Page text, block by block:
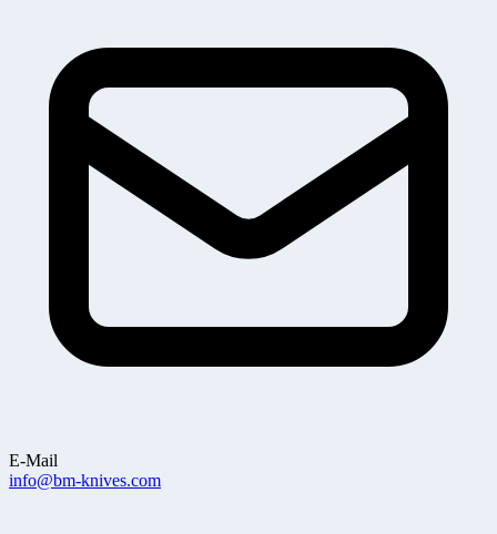
E-Mail
info@bm-knives.com